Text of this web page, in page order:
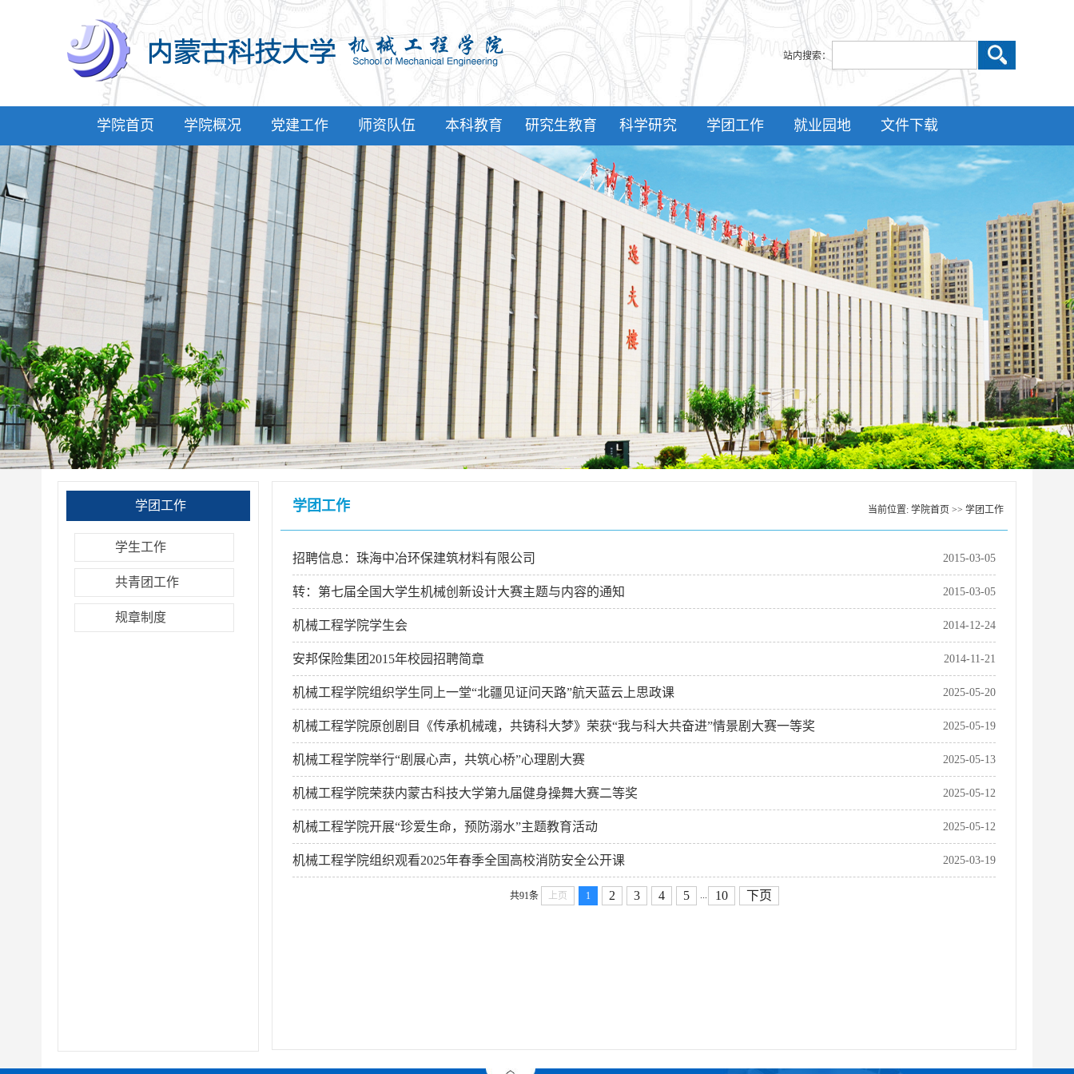
站内搜索：
学院首页 学院概况 党建工作 师资队伍 本科教育 研究生教育 科学研究 学团工作 就业园地 文件下载
学团工作
学生工作
共青团工作
规章制度
学团工作 当前位置: 学院首页 >> 学团工作
2015-03-05
招聘信息：珠海中冶环保建筑材料有限公司
2015-03-05
转：第七届全国大学生机械创新设计大赛主题与内容的通知
2014-12-24
机械工程学院学生会
2014-11-21
安邦保险集团2015年校园招聘简章
2025-05-20
机械工程学院组织学生同上一堂“北疆见证问天路”航天蓝云上思政课
2025-05-19
机械工程学院原创剧目《传承机械魂，共铸科大梦》荣获“我与科大共奋进”情景剧大赛一等奖
2025-05-13
机械工程学院举行“剧展心声，共筑心桥”心理剧大赛
2025-05-12
机械工程学院荣获内蒙古科技大学第九届健身操舞大赛二等奖
2025-05-12
机械工程学院开展“珍爱生命，预防溺水”主题教育活动
2025-03-19
机械工程学院组织观看2025年春季全国高校消防安全公开课
共91条 上页 1 2 3 4 5 10 下页